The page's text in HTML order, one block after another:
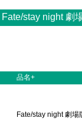
Fate/stay night 劇
品名+
Fate/stay night 劇場